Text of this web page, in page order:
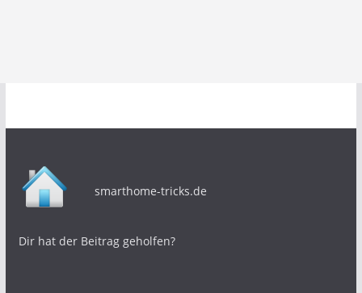
smarthome-tricks.de
Dir hat der Beitrag geholfen?